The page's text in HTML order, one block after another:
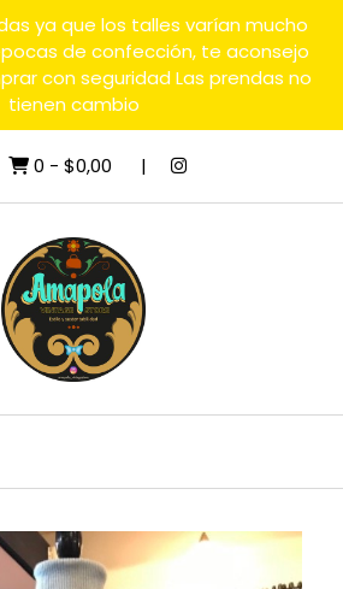
ya que los talles varían mucho
de confección, te aconsejo
con seguridad Las prendas no
tienen cambio
0 - $0,00